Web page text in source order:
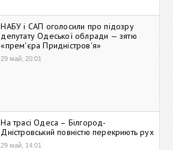
НАБУ і САП оголосили про підозру
депутату Одеської облради — зятю
«прем'єра Придністров'я»
29 май, 20:01
На трасі Одеса – Білгород-
Дністровський повністю перекриють рух
29 май, 14:01